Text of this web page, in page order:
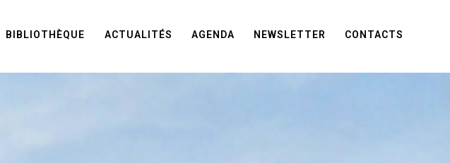
BIBLIOTHÈQUE ACTUALITÉS AGENDA NEWSLETTER CONTACTS